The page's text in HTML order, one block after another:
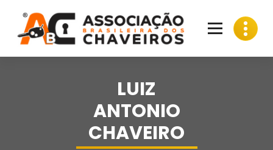
conteúdo
LUIZ
ANTONIO
CHAVEIRO